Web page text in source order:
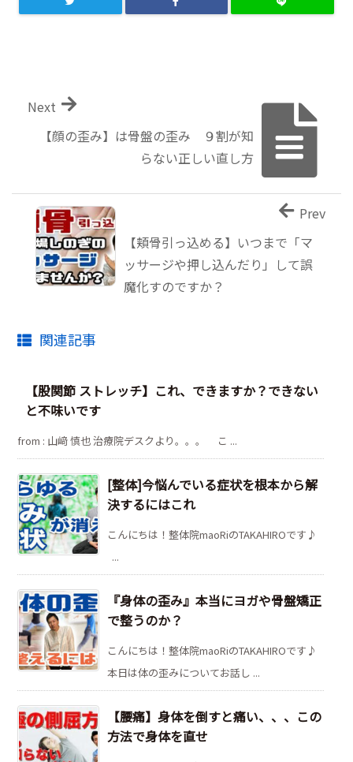
【顔の歪み】は骨盤の歪み ９割が知
らない正しい直し方
Next
【頬骨引っ込める】いつまで「マ
ッサージや押し込んだり」して誤
魔化すのですか？
Prev
関連記事
【股関節 ストレッチ】これ、できますか？できない
と不味いです
from : 山﨑 慎也 治療院デスクより。。。 こ ...
[整体]今悩んでいる症状を根本から解
決するにはこれ
こんにちは！整体院maoRiのTAKAHIROです♪
...
『身体の歪み』本当にヨガや骨盤矯正
で整うのか？
こんにちは！整体院maoRiのTAKAHIROです♪
本日は体の歪みについてお話し ...
【腰痛】身体を倒すと痛い、、、この
方法で身体を直せ